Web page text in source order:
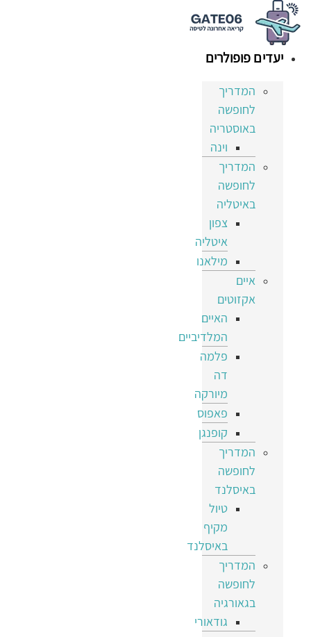
דלג
לתוכן
יעדים פופולרים
המדריך
לחופשה
באוסטריה
וינה
המדריך
לחופשה
באיטליה
צפון
איטליה
מילאנו
איים
אקזוטים
האיים
המלדיביים
פלמה
דה
מיורקה
פאפוס
קופנגן
המדריך
לחופשה
באיסלנד
טיול
מקיף
באיסלנד
המדריך
לחופשה
בגאורגיה
גודאורי